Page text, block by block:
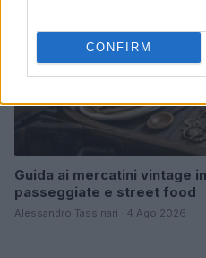
CONFIRM
Guida ai mercatini vintage
passeggiate e street food
Alessandro Tassinari · 4 Ago 2026